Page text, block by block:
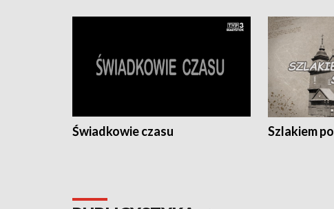
Świadkowie czasu Szlakiem